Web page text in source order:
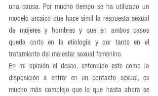
una causa. Por mucho tiempo se ha utilizado un
modelo arcaico que hace simil la respuesta sexual
de mujeres y hombres y que en ambos casos
queda corto en la etiología y por tanto en el
tratamiento del malestar sexual femenino.
En mi opinión el deseo, entendido este como la
disposición a entrar en un contacto sexual, es
mucho más complejo que lo que hasta ahora se